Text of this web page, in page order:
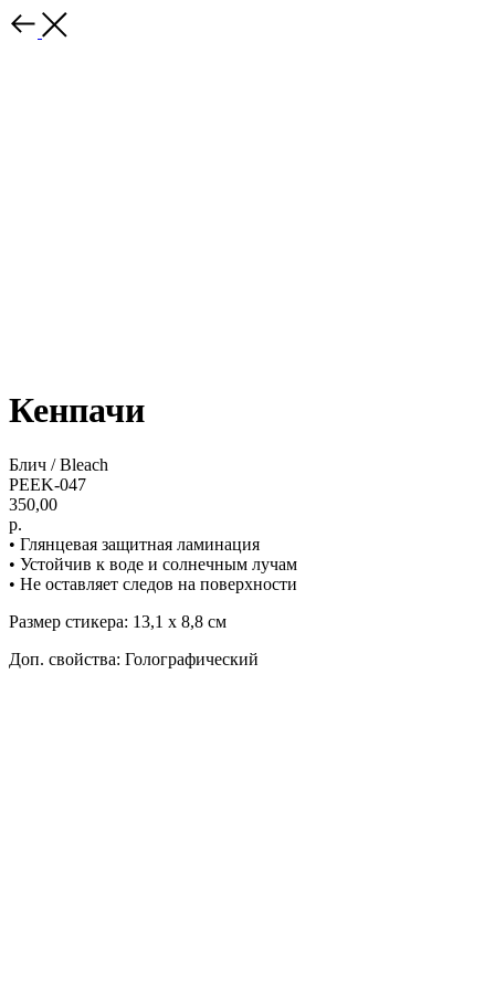
Кенпачи
Блич / Bleach
PEEK-047
350,00
р.
• Глянцевая защитная ламинация
• Устойчив к воде и солнечным лучам
• Не оставляет следов на поверхности
Размер стикера: 13,1 х 8,8 см
Доп. свойства: Голографический